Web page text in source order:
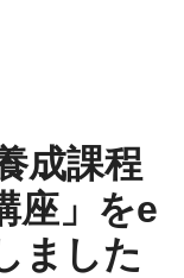
成課程
座」をe
ました